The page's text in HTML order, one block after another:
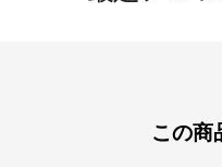
この商